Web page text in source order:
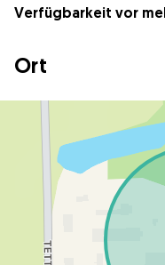
Verfügbarkeit vor
Ort